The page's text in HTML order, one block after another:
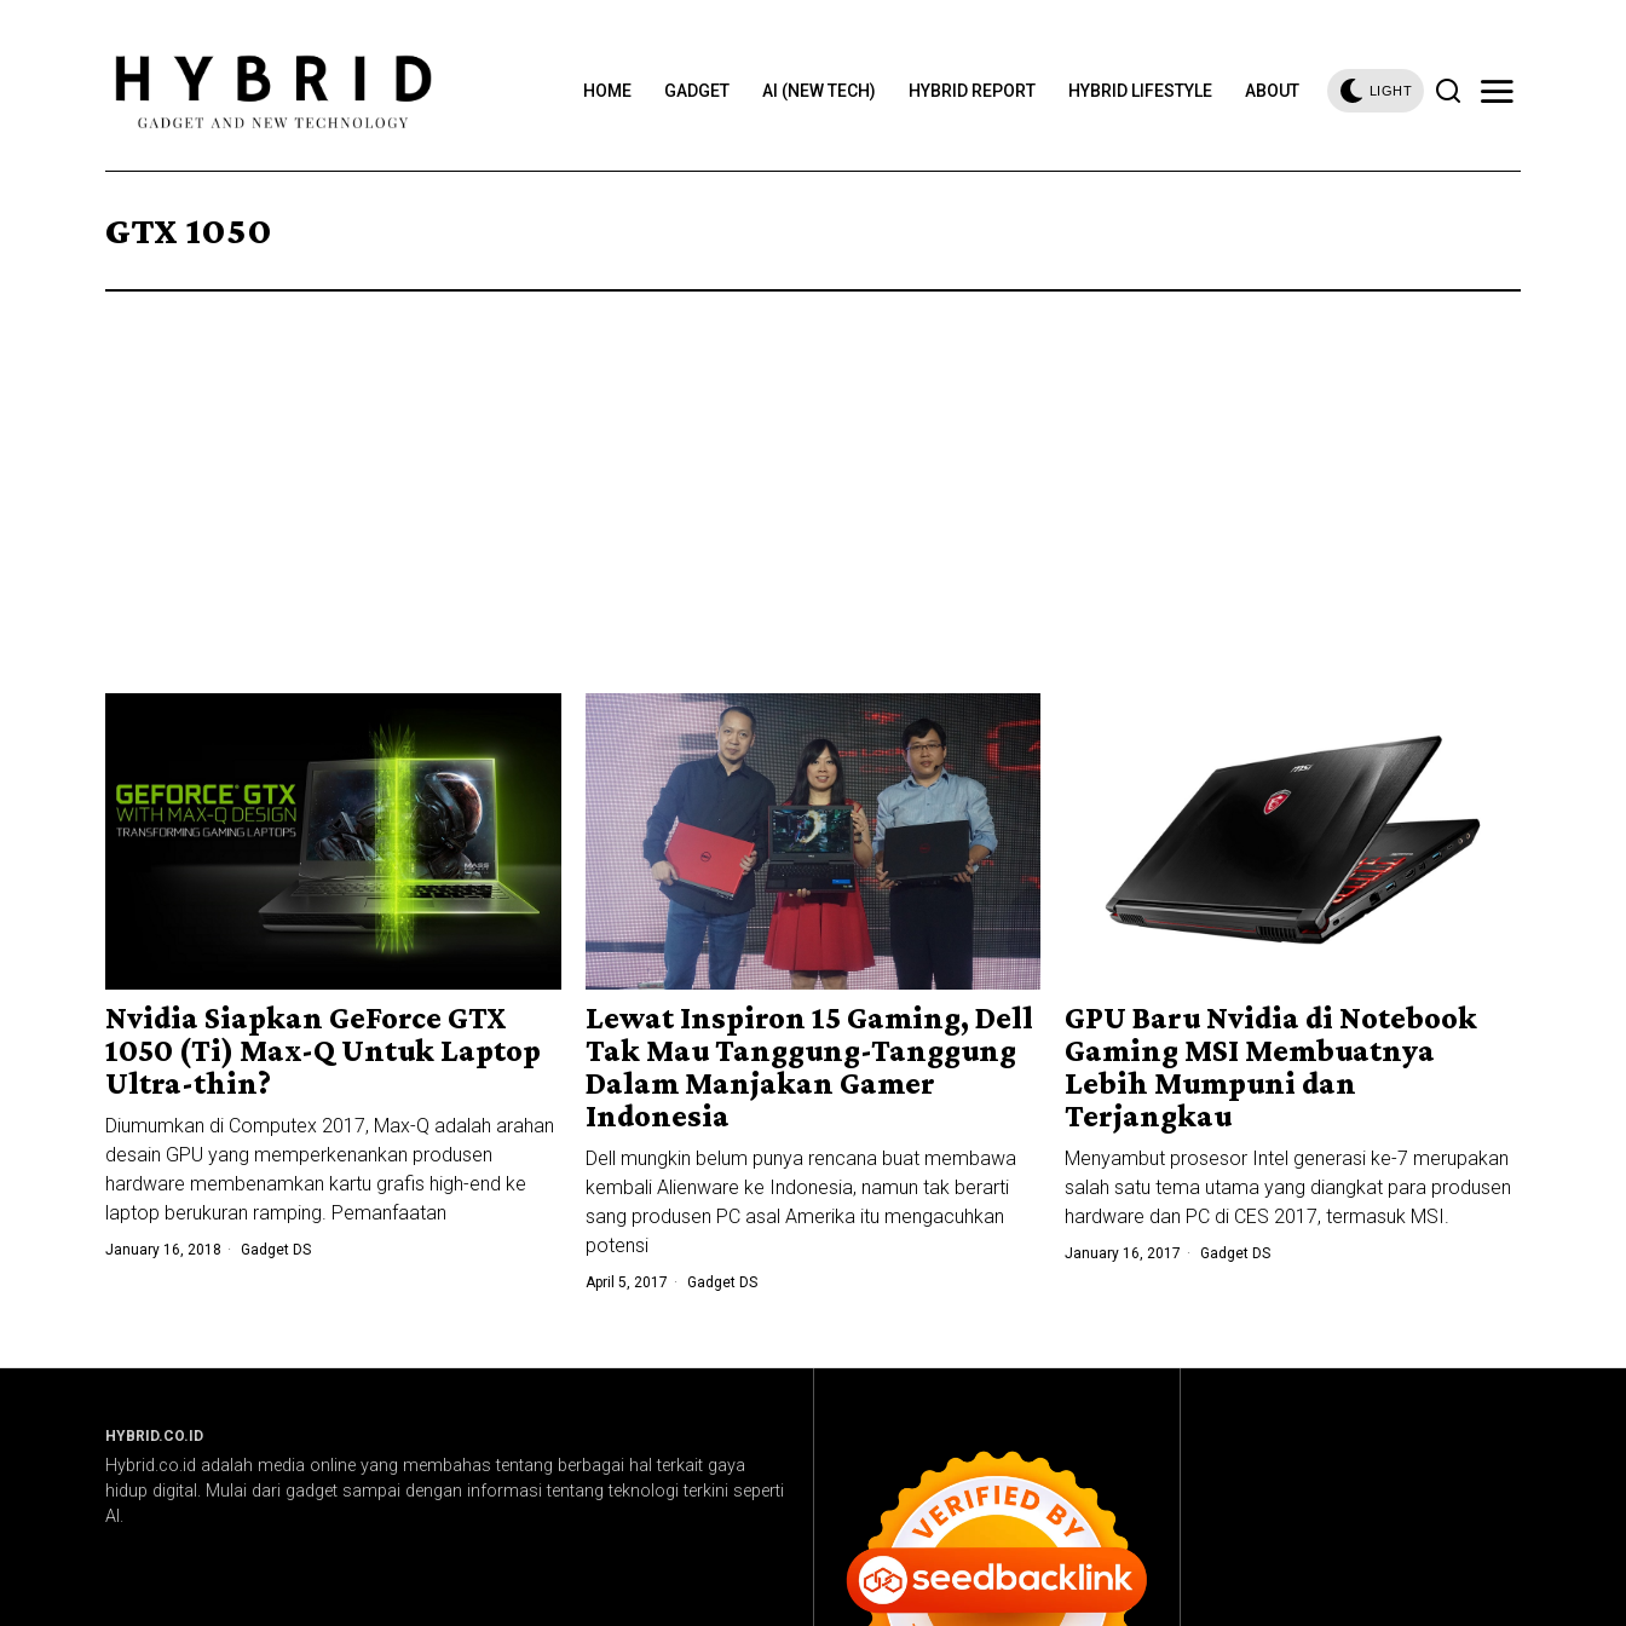
HOME GADGET AI (NEW TECH) HYBRID REPORT HYBRID LIFESTYLE ABOUT LIGHT
GTX 1050
Nvidia Siapkan GeForce GTX
1050 (Ti) Max-Q Untuk Laptop
Ultra-thin?
Diumumkan di Computex 2017, Max-Q adalah arahan
desain GPU yang memperkenankan produsen
hardware membenamkan kartu grafis high-end ke
laptop berukuran ramping. Pemanfaatan
January 16, 2018 Gadget DS
Lewat Inspiron 15 Gaming, Dell
Tak Mau Tanggung-Tanggung
Dalam Manjakan Gamer
Indonesia
Dell mungkin belum punya rencana buat membawa
kembali Alienware ke Indonesia, namun tak berarti
sang produsen PC asal Amerika itu mengacuhkan
potensi
April 5, 2017 Gadget DS
GPU Baru Nvidia di Notebook
Gaming MSI Membuatnya
Lebih Mumpuni dan
Terjangkau
Menyambut prosesor Intel generasi ke-7 merupakan
salah satu tema utama yang diangkat para produsen
hardware dan PC di CES 2017, termasuk MSI.
January 16, 2017 Gadget DS
HYBRID.CO.ID
Hybrid.co.id adalah media online yang membahas tentang berbagai hal terkait gaya
hidup digital. Mulai dari gadget sampai dengan informasi tentang teknologi terkini seperti
AI.